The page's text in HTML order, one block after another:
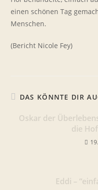
einen schönen Tag
Menschen.
(Bericht Nicole Fey)
DAS KÖNNTE DIR
Oskar der
die
Eddi –